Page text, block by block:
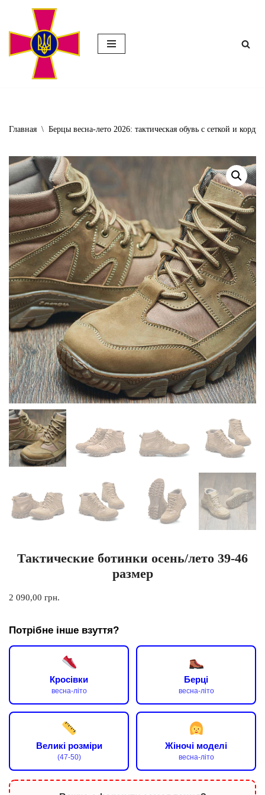
Перейти
содержимому
Главная \ Берцы весна-лето 2026: тактическая обувь с сеткой и
Тактические ботинки осень/лето 39-46
размер
2 090,00 грн.
Потрібне інше взуття?
Кросівки
весна-літо
Берці
весна-літо
Великі розміри
(47-50)
Жіночі моделі
весна-літо